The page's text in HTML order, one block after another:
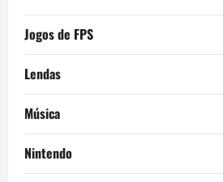
Jogos de FPS
Lendas
Música
Nintendo